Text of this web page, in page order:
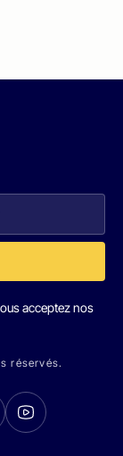
acceptez nos
réservés.